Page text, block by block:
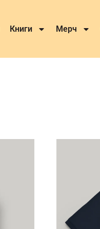
Книги Мерч